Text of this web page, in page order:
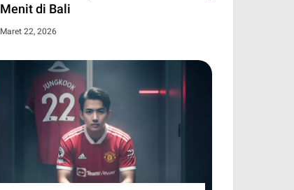
Menit di Bali
Maret 22, 2026